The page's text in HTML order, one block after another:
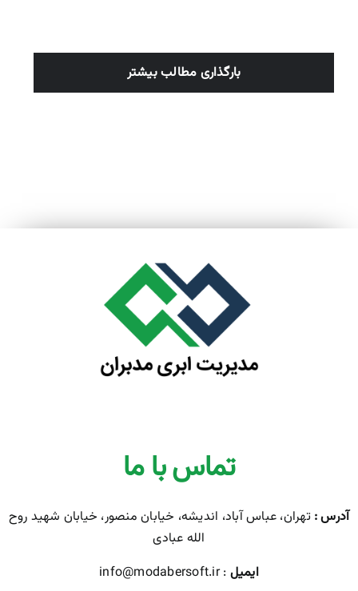
بارگذاری مطالب بیشتر
تماس با ما
آدرس :تهران، عباس آباد، اندیشه، خیابان منصور، خیابان شهید روح
الله عبادی
ایمیل : info@modabersoft.ir